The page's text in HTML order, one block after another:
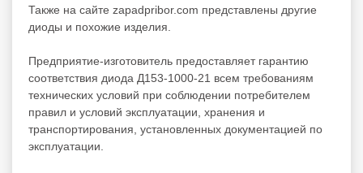
Также на сайте zapadpribor.com представлены другие
диоды и похожие изделия.
Предприятие-изготовитель предоставляет гарантию
соответствия диода Д153-1000-21 всем требованиям
технических условий при соблюдении потребителем
правил и условий эксплуатации, хранения и
транспортирования, установленных документацией по
эксплуатации.